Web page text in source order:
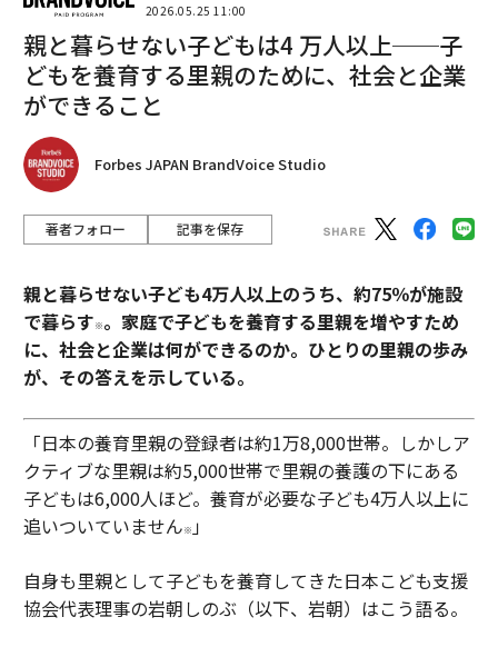
2026.05.25 11:00
親と暮らせない子どもは4 万人以上──子
どもを養育する里親のために、社会と企業
ができること
Forbes JAPAN BrandVoice Studio
著者フォロー 記事を保存
親と暮らせない子ども4万人以上のうち、約75％が施設
で暮らす※。家庭で子どもを養育する里親を増やすため
に、社会と企業は何ができるのか。ひとりの里親の歩み
が、その答えを示している。
「日本の養育里親の登録者は約1万8,000世帯。しかしア
クティブな里親は約5,000世帯で里親の養護の下にある
子どもは6,000人ほど。養育が必要な子ども4万人以上に
追いついていません※ 」
自身も里親として子どもを養育してきた日本こども支援
協会代表理事の岩朝しのぶ（以下、岩朝）はこう語る。